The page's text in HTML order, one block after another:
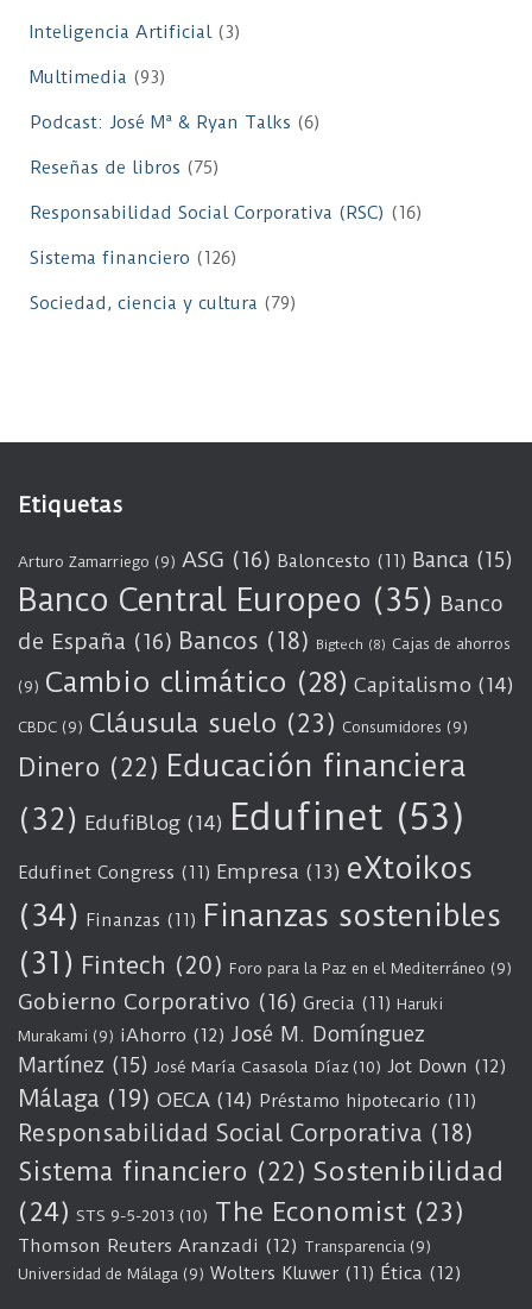
Inteligencia Artificial(3)
Multimedia (93)
Podcast: José Mª & Ryan Talks (6)
Reseñas de libros (75)
Responsabilidad Social Corporativa (RSC) (16)
Sistema financiero (126)
Sociedad, ciencia y cultura (79)
Etiquetas
Arturo Zamarriego (9) ASG (16) Baloncesto (11) Banca (15)
Banco Central Europeo (35) Banco
de España (16) Bancos (18) Bigtech (8) Cajas de ahorros
(9) Cambio climático (28) Capitalismo (14)
CBDC (9) Cláusula suelo (23) Consumidores (9)
Dinero (22) Educación financiera
(32) EdufiBlog (14) Edufinet (53)
Edufinet Congress (11) Empresa (13) eXtoikos
(34) Finanzas (11) Finanzas sostenibles
(31) Fintech (20) Foro para la Paz en el Mediterráneo (9)
Gobierno Corporativo (16) Grecia (11) Haruki
Murakami (9) iAhorro (12) José M. Domínguez
Martínez (15) José María Casasola Díaz(10) Jot Down (12)
Málaga (19) OECA (14) Préstamo hipotecario (11)
Responsabilidad Social Corporativa (18)
Sistema financiero (22) Sostenibilidad
(24) STS 9-5-2013 (10) The Economist (23)
Thomson Reuters Aranzadi (12) Transparencia (9)
Universidad de Málaga (9) Wolters Kluwer (11) Ética (12)